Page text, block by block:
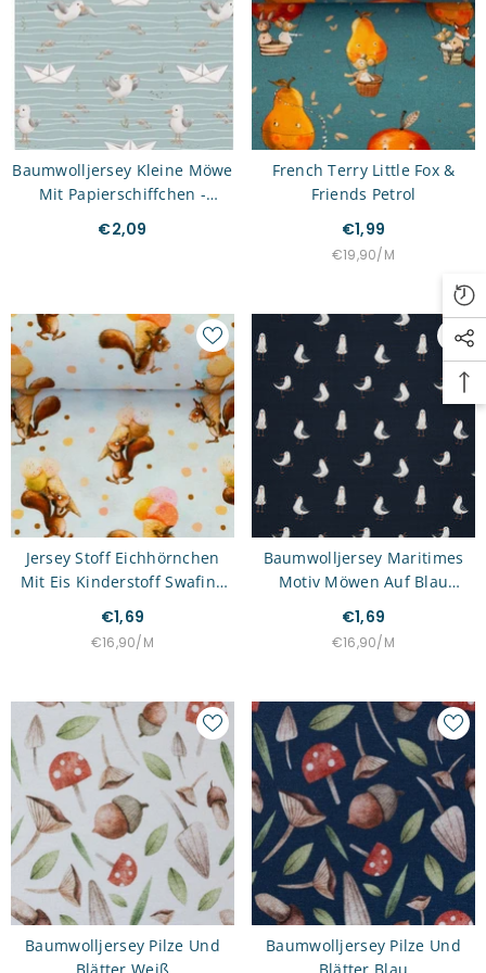
Baumwolljersey Kleine Möwe
Mit Papierschiffchen -
Fräulein Von Julie
€2,09
French Terry Little Fox &
Friends Petrol
€1,99
STÜCKPREIS
€19,90/PRO
M
Jersey Stoff Eichhörnchen
Mit Eis Kinderstoff Swafing
Girona
€1,69
STÜCKPREIS
€16,90/PRO
M
Baumwolljersey Maritimes
Motiv Möwen Auf Blau
Aurich Swafing
€1,69
STÜCKPREIS
€16,90/PRO
M
Baumwolljersey Pilze Und
Baumwolljersey Pilze Und